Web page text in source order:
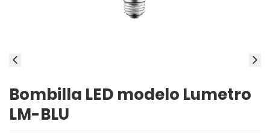
Bombilla LED modelo Lumetro
LM-BLU